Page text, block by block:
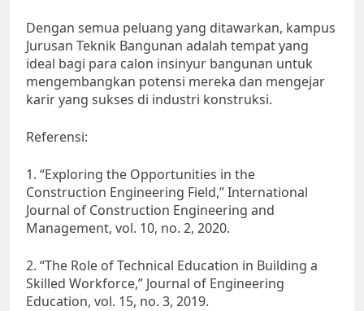
Dengan semua peluang yang ditawarkan, kampus
Jurusan Teknik Bangunan adalah tempat yang
ideal bagi para calon insinyur bangunan untuk
mengembangkan potensi mereka dan mengejar
karir yang sukses di industri konstruksi.
Referensi:
1. “Exploring the Opportunities in the
Construction Engineering Field,” International
Journal of Construction Engineering and
Management, vol. 10, no. 2, 2020.
2. “The Role of Technical Education in Building a
Skilled Workforce,” Journal of Engineering
Education, vol. 15, no. 3, 2019.